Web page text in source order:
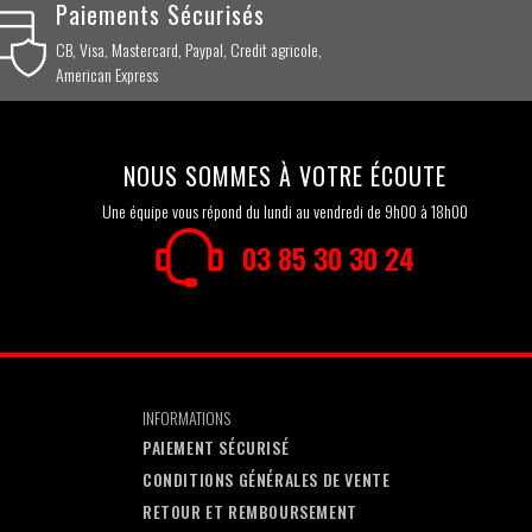
Paiements Sécurisés
CB, Visa, Mastercard, Paypal, Credit agricole,
American Express
NOUS SOMMES À VOTRE ÉCOUTE
Une équipe vous répond du lundi au vendredi de 9h00 à 18h00
03 85 30 30 24
INFORMATIONS
PAIEMENT SÉCURISÉ
CONDITIONS GÉNÉRALES DE VENTE
RETOUR ET REMBOURSEMENT